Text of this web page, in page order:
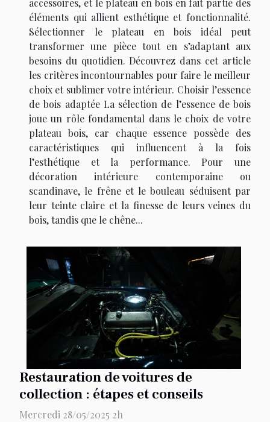
accessoires, et le plateau en bois en fait partie des
éléments qui allient esthétique et fonctionnalité.
Sélectionner le plateau en bois idéal peut
transformer une pièce tout en s’adaptant aux
besoins du quotidien. Découvrez dans cet article
les critères incontournables pour faire le meilleur
choix et sublimer votre intérieur. Choisir l’essence
de bois adaptée La sélection de l’essence de bois
joue un rôle fondamental dans le choix de votre
plateau bois, car chaque essence possède des
caractéristiques qui influencent à la fois
l’esthétique et la performance. Pour une
décoration intérieure contemporaine ou
scandinave, le frêne et le bouleau séduisent par
leur teinte claire et la finesse de leurs veines du
bois, tandis que le chêne...
Restauration de voitures de
collection : étapes et conseils
Mercredi 28/05/2025 2h